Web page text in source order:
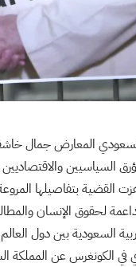
المعارض جمال
السياسيين
القضية بتفاصيلها
لحقوق الإنسان
السعودية بين دول
في الكونغرس عن